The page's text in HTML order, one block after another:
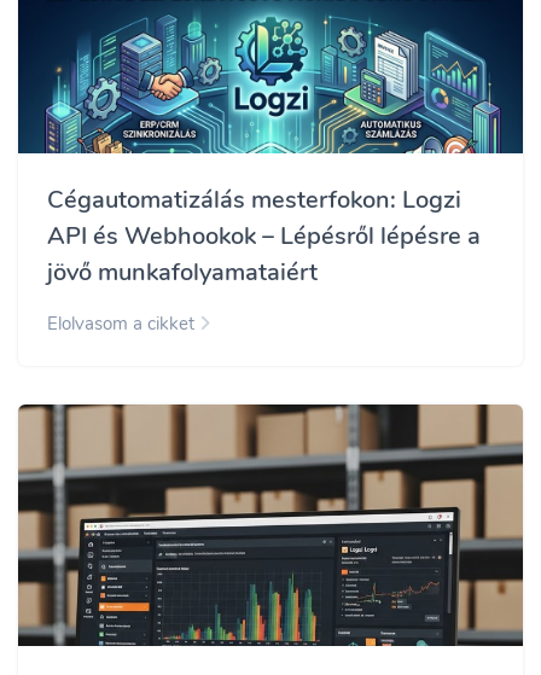
Cégautomatizálás mesterfokon: Logzi
API és Webhookok – Lépésről lépésre a
jövő munkafolyamataiért
Elolvasom a cikket